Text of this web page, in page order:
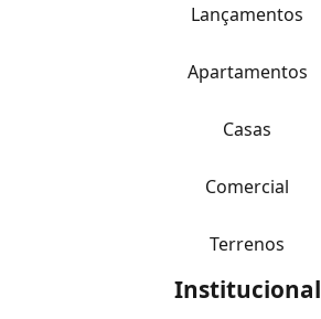
Lançamentos
Apartamentos
Casas
Comercial
Terrenos
Institucional